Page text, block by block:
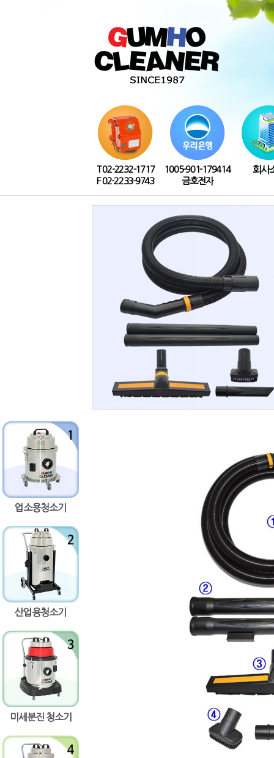
T 02-2232-1717
F 02-2233-9743
1005-901-179414
금호전자
회사
업소용청소기
산업용청소기
미세분진 청소기
증가